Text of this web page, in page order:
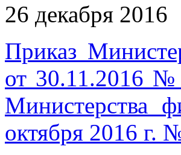
26 декабря 2016
Приказ
от 30.11.2016 №
Министерства
октября 2016 г.